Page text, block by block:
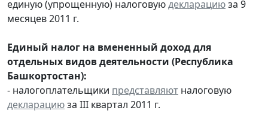
единую (упрощенную) налоговуюдекларациюза 9
месяцев 2011 г.
Единый налог на вмененный доход для
отдельных видов деятельности (Республика
Башкортостан):
- налогоплательщики представляют налоговую
декларациюза III квартал 2011 г.